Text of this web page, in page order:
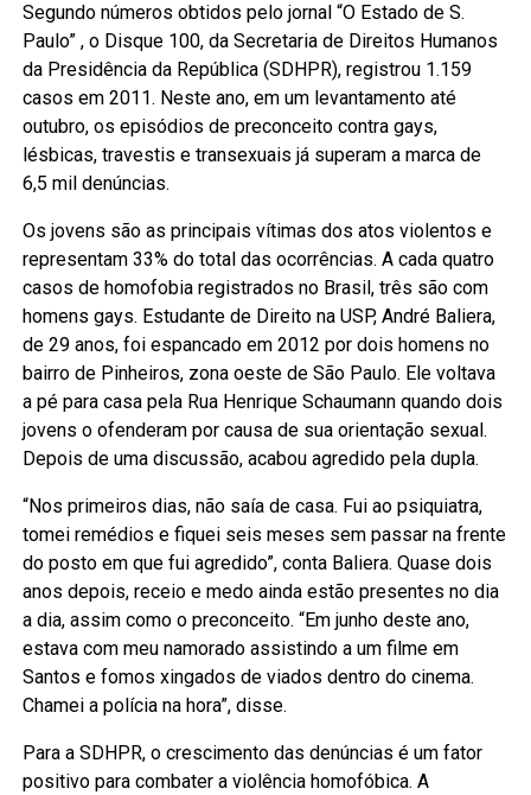
Segundo números obtidos pelo jornal “O Estado de S.
Paulo” , o Disque 100, da Secretaria de Direitos Humanos
da Presidência da República (SDHPR), registrou 1.159
casos em 2011. Neste ano, em um levantamento até
outubro, os episódios de preconceito contra gays,
lésbicas, travestis e transexuais já superam a marca de
6,5 mil denúncias.
Os jovens são as principais vítimas dos atos violentos e
representam 33% do total das ocorrências. A cada quatro
casos de homofobia registrados no Brasil, três são com
homens gays. Estudante de Direito na USP, André Baliera,
de 29 anos, foi espancado em 2012 por dois homens no
bairro de Pinheiros, zona oeste de São Paulo. Ele voltava
a pé para casa pela Rua Henrique Schaumann quando dois
jovens o ofenderam por causa de sua orientação sexual.
Depois de uma discussão, acabou agredido pela dupla.
“Nos primeiros dias, não saía de casa. Fui ao psiquiatra,
tomei remédios e fiquei seis meses sem passar na frente
do posto em que fui agredido”, conta Baliera. Quase dois
anos depois, receio e medo ainda estão presentes no dia
a dia, assim como o preconceito. “Em junho deste ano,
estava com meu namorado assistindo a um filme em
Santos e fomos xingados de viados dentro do cinema.
Chamei a polícia na hora”, disse.
Para a SDHPR, o crescimento das denúncias é um fator
positivo para combater a violência homofóbica. A